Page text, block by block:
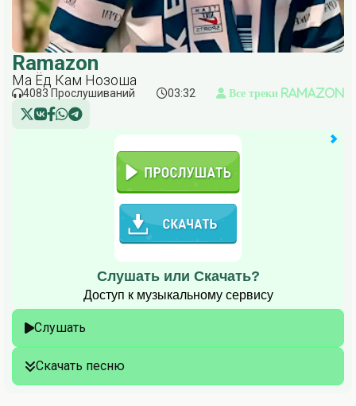
Ramazon
Ма Ёд Кам Нозоша
4083 Прослушиваний 03:32 Все треки Ramazon
Слушать или Скачать?
Доступ к музыкальному сервису
Слушать
Скачать песню